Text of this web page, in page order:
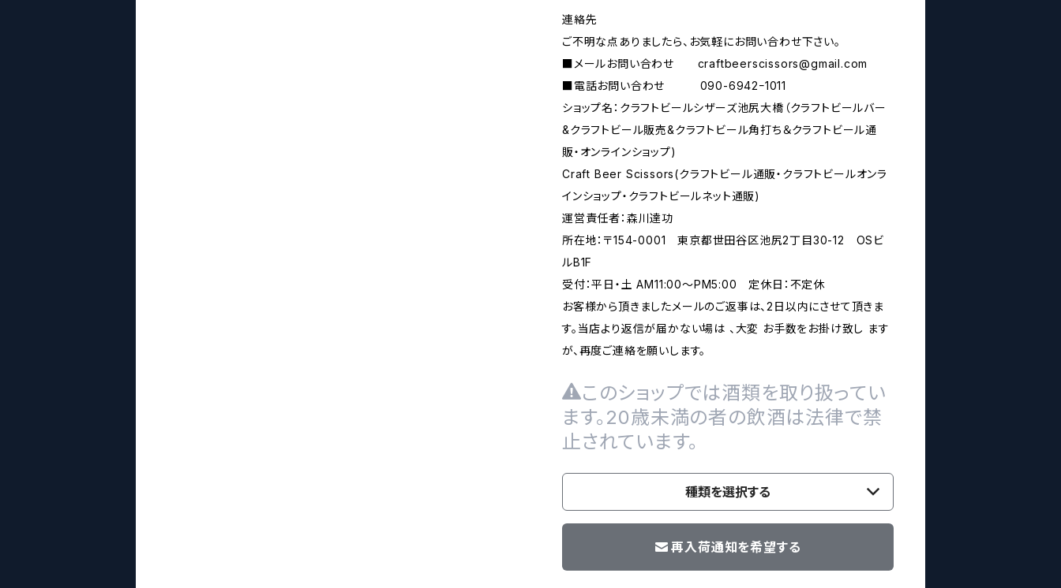
連絡先
ご不明な点ありましたら、お気軽にお問い合わせ下さい。
■メールお問い合わせ craftbeerscissors@gmail.com
■電話お問い合わせ 090-6942ｰ1011
ショップ名：クラフトビールシザーズ池尻大橋（クラフトビールバー
&クラフトビール販売&クラフトビール角打ち＆クラフトビール通
販・オンラインショップ)
Craft Beer Scissors(クラフトビール通販・クラフトビールオンラ
インショップ・クラフトビールネット通販)
運営責任者：森川達功
所在地：〒154-0001 東京都世田谷区池尻2丁目30-12 OSビ
ルB1F
受付：平日・土 AM11:00～PM5:00 定休日：不定休
お客様から頂きましたメールのご返事は、2日以内にさせて頂きま
す。当店より返信が届かない場は 、大変 お手数をお掛け致し ます
が、再度ご連絡を願いします。
このショップでは酒類を取り扱ってい
ます。20歳未満の者の飲酒は法律で禁
止されています。
種類を選択する
再入荷通知を希望する